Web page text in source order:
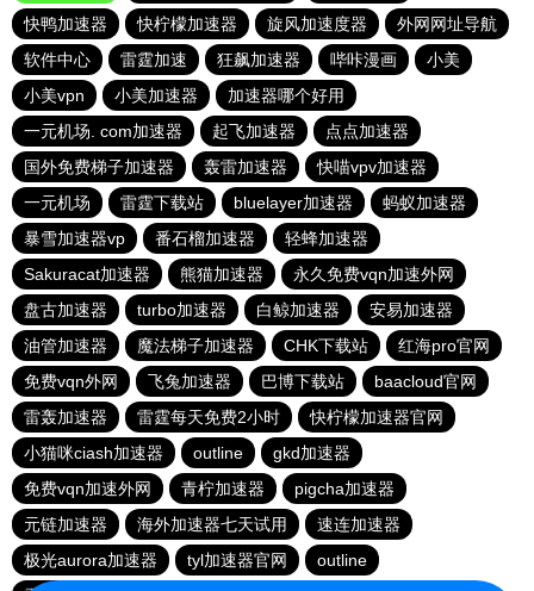
快鸭加速器
快柠檬加速器 旋风加速度器
外网网址导航
软件中心
雷霆加速 狂飙加速器 哔咔漫画
小美
小美vpn
小美加速器
加速器哪个好用
一元机场. com加速器
起飞加速器
点点加速器
国外免费梯子加速器
轰雷加速器
快喵vpv加速器
一元机场
雷霆下载站 bluelayer加速器
蚂蚁加速器
暴雪加速器vp
番石榴加速器
轻蜂加速器
Sakuracat加速器
熊猫加速器
永久免费vqn加速外网
盘古加速器
turbo加速器 白鲸加速器
安易加速器
油管加速器
魔法梯子加速器 CHK下载站
红海pro官网
免费vqn外网
飞兔加速器 巴博下载站
baacloud官网
雷轰加速器
雷霆每天免费2小时
快柠檬加速器官网
小猫咪ciash加速器
outline
gkd加速器
免费vqn加速外网
青柠加速器
pigcha加速器
元链加速器
海外加速器七天试用
速连加速器
极光aurora加速器
tyl加速器官网
outline